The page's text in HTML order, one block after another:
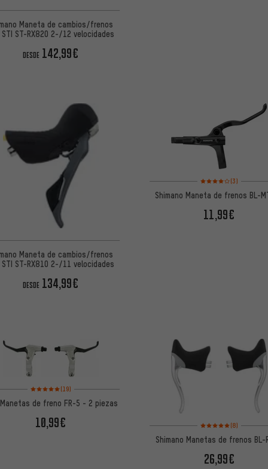
Maneta de cambios/frenos
STI ST-RX820 2-/12 velocidades
DESDE 142,99€
Maneta de cambios/frenos
STI ST-RX810 2-/11 velocidades
DESDE 134,99€
Valoración media: 4
(3)
Shimano Maneta de frenos BL-
11,99€
Valoración media: 5 de 5 basada en 19 reseñas
(19)
de freno FR-5 - 2 piezas
10,99€ Valoración media: 5
(8)
Shimano Manetas de frenos BL-
26,99€